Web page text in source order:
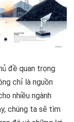
đề quan trọng
chỉ là nguồn
nhiều ngành
chúng ta sẽ tìm